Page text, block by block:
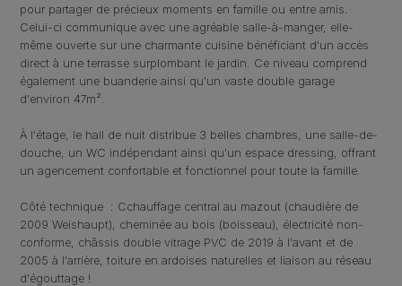
pour partager de précieux moments en famille ou entre amis.
Celui-ci communique avec une agréable salle-à-manger, elle-
même ouverte sur une charmante cuisine bénéficiant d'un accès
direct à une terrasse surplombant le jardin. Ce niveau comprend
également une buanderie ainsi qu'un vaste double garage
d'environ 47m².
À l'étage, le hall de nuit distribue 3 belles chambres, une salle-de-
douche, un WC indépendant ainsi qu'un espace dressing, offrant
un agencement confortable et fonctionnel pour toute la famille.
Côté technique : Cchauffage central au mazout (chaudière de
2009 Weishaupt), cheminée au bois (boisseau), électricité non-
conforme, châssis double vitrage PVC de 2019 à l'avant et de
2005 à l'arrière, toiture en ardoises naturelles et liaison au réseau
d'égouttage !